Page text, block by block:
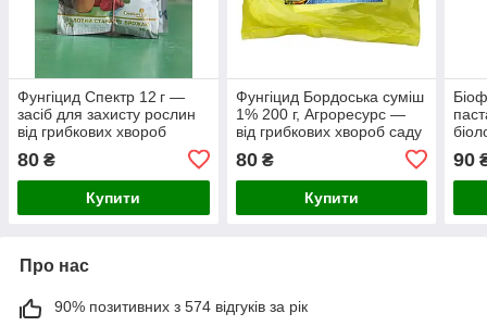
Фунгіцид Спектр 12 г —
засіб для захисту рослин
від грибкових хвороб
80 ₴
Купити
Фунгіцид Бордоська суміш
1% 200 г, Агроресурс —
від грибкових хвороб саду
80₴
Купити
90
Про нас
90% позитивних з 574 відгуків за рік